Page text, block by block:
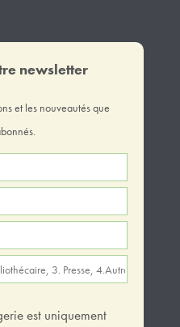
newsletter
et les nouveautés que
est uniquement